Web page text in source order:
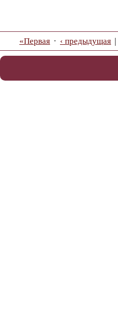
«Первая · ‹ предыдущая |